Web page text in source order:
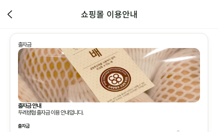
쇼핑몰 이용안내
출자금
출자금 안내
두레생협 출자금 이용 안내입니다.
출자금